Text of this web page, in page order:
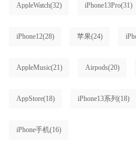
AppleWatch(32) iPhone13Pro(31)
iPhone12(28) 苹果(24)
AppleMusic(21) Airpods(20)
AppStore(18) iPhone13系列 (18)
iPhone手机(16)